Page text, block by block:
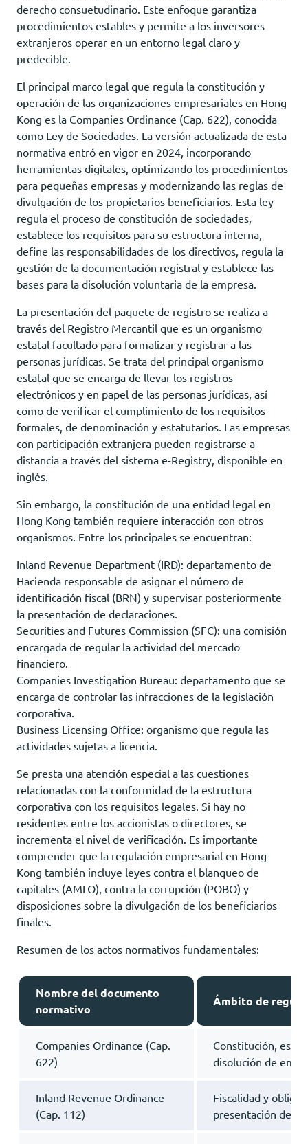
derecho consuetudinario. Este enfoque garantiza
procedimientos estables y permite a los inversores
extranjeros operar en un entorno legal claro y
predecible.
El principal marco legal que regula la constitución y
operación de las organizaciones empresariales en Hong
Kong es la Companies Ordinance (Cap. 622), conocida
como Ley de Sociedades. La versión actualizada de esta
normativa entró en vigor en 2024, incorporando
herramientas digitales, optimizando los procedimientos
para pequeñas empresas y modernizando las reglas de
divulgación de los propietarios beneficiarios. Esta ley
regula el proceso de constitución de sociedades,
establece los requisitos para su estructura interna,
define las responsabilidades de los directivos, regula la
gestión de la documentación registral y establece las
bases para la disolución voluntaria de la empresa.
La presentación del paquete de registro se realiza a
través del Registro Mercantil que es un organismo
estatal facultado para formalizar y registrar a las
personas jurídicas. Se trata del principal organismo
estatal que se encarga de llevar los registros
electrónicos y en papel de las personas jurídicas, así
como de verificar el cumplimiento de los requisitos
formales, de denominación y estatutarios. Las empresas
con participación extranjera pueden registrarse a
distancia a través del sistema e-Registry, disponible en
inglés.
Sin embargo, la constitución de una entidad legal en
Hong Kong también requiere interacción con otros
organismos. Entre los principales se encuentran:
Inland Revenue Department (IRD): departamento de
Hacienda responsable de asignar el número de
identificación fiscal (BRN) y supervisar posteriormente
la presentación de declaraciones.
Securities and Futures Commission (SFC): una comisión
encargada de regular la actividad del mercado
financiero.
Companies Investigation Bureau: departamento que se
encarga de controlar las infracciones de la legislación
corporativa.
Business Licensing Office: organismo que regula las
actividades sujetas a licencia.
Se presta una atención especial a las cuestiones
relacionadas con la conformidad de la estructura
corporativa con los requisitos legales. Si hay no
residentes entre los accionistas o directores, se
incrementa el nivel de verificación. Es importante
comprender que la regulación empresarial en Hong
Kong también incluye leyes contra el blanqueo de
capitales (AMLO), contra la corrupción (POBO) y
disposiciones sobre la divulgación de los beneficiarios
finales.
Resumen de los actos normativos fundamentales:
Nombre del documento
normativo
Ámbito de
Companies Ordinance (Cap.
622)
Constitución,
disolución de
Inland Revenue Ordinance
(Cap. 112)
Fiscalidad y
presentación de